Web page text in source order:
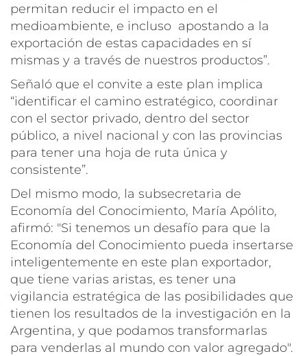
permitan reducir el impacto en el
medioambiente, e incluso apostando a la
exportación de estas capacidades en sí
mismas y a través de nuestros productos”.
Señaló que el convite a este plan implica
“identificar el camino estratégico, coordinar
con el sector privado, dentro del sector
público, a nivel nacional y con las provincias
para tener una hoja de ruta única y
consistente”.
Del mismo modo, la subsecretaria de
Economía del Conocimiento, María Apólito,
afirmó: "Si tenemos un desafío para que la
Economía del Conocimiento pueda insertarse
inteligentemente en este plan exportador,
que tiene varias aristas, es tener una
vigilancia estratégica de las posibilidades que
tienen los resultados de la investigación en la
Argentina, y que podamos transformarlas
para venderlas al mundo con valor agregado".